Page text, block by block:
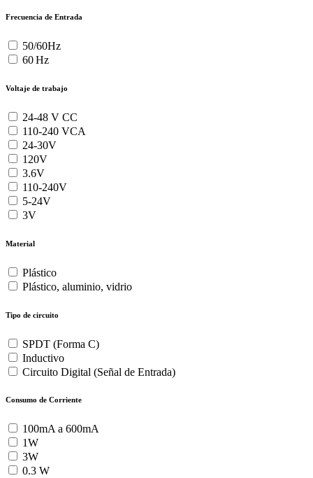
Frecuencia de Entrada
50/60Hz
60 Hz
Voltaje de trabajo
24-48 V CC
110-240 VCA
24-30V
120V
3.6V
110-240V
5-24V
3V
Material
Plástico
Plástico, aluminio, vidrio
Tipo de circuito
SPDT (Forma C)
Inductivo
Circuito Digital (Señal de Entrada)
Consumo de Corriente
100mA a 600mA
1W
3W
0.3 W